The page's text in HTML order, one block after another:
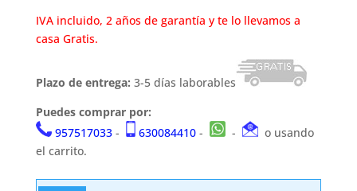
IVA incluido, 2 años de garantía y te lo llevamos a
casa Gratis.
Plazo de entrega: 3-5 días laborables
Puedes comprar por:
957517033- 630084410- -
o usando
el carrito.